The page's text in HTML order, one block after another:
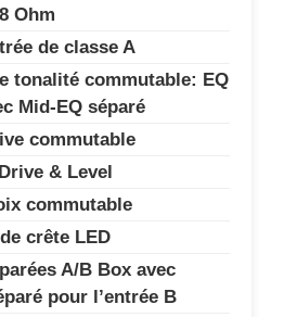
Ohm
de classe A
tonalité commutable: EQ
Mid-EQ séparé
commutable
& Level
commutable
crête LED
A/B Box avec
pour l’entrée B